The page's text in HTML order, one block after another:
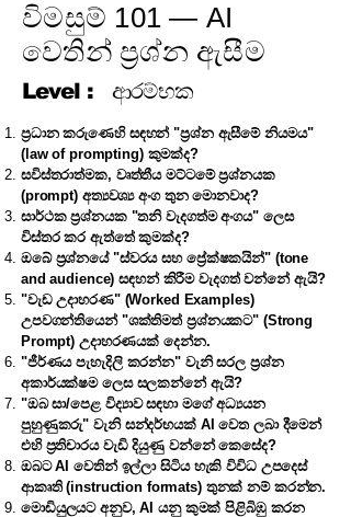
විමසුම් 101 — AI
වෙතින් ප්‍රශ්න ඇසීම
Level : ආරම්භක
ප්‍රධාන කරුණෙහි සඳහන් "ප්‍රශ්න ඇසීමේ නියමය"
(law of prompting) කුමක්ද?
සවිස්තරාත්මක, වෘත්තීය මට්ටමේ ප්‍රශ්නයක
(prompt) අත්‍යවශ්‍ය අංග තුන මොනවාද?
සාර්ථක ප්‍රශ්නයක "තනි වැදගත්ම අංගය" ලෙස
විස්තර කර ඇත්තේ කුමක්ද?
ඔබේ ප්‍රශ්නයේ "ස්වරය සහ ප්‍රේක්ෂකයින්" (tone
and audience) සඳහන් කිරීම වැදගත් වන්නේ ඇයි?
"වැඩ උදාහරණ" (Worked Examples)
උපවගන්තියෙන් "ශක්තිමත් ප්‍රශ්නයකට" (Strong
Prompt) උදාහරණයක් දෙන්න.
"ජීර්ණය පැහැදිලි කරන්න" වැනි සරල ප්‍රශ්න
අකාර්යක්ෂම ලෙස සලකන්නේ ඇයි?
"ඔබ සා/පෙළ විද්‍යාව සඳහා මගේ අධ්‍යයන
පුහුණුකරු" වැනි සන්දර්භයක් AI වෙත ලබා දීමෙන්
එහි ප්‍රතිචාරය වැඩි දියුණු වන්නේ කෙසේද?
ඔබට AI වෙතින් ඉල්ලා සිටිය හැකි විවිධ උපදෙස්
ආකෘති (instruction formats) තුනක් නම් කරන්න.
මොඩියුලයට අනුව, AI යනු කුමක් පිළිබිඹු කරන